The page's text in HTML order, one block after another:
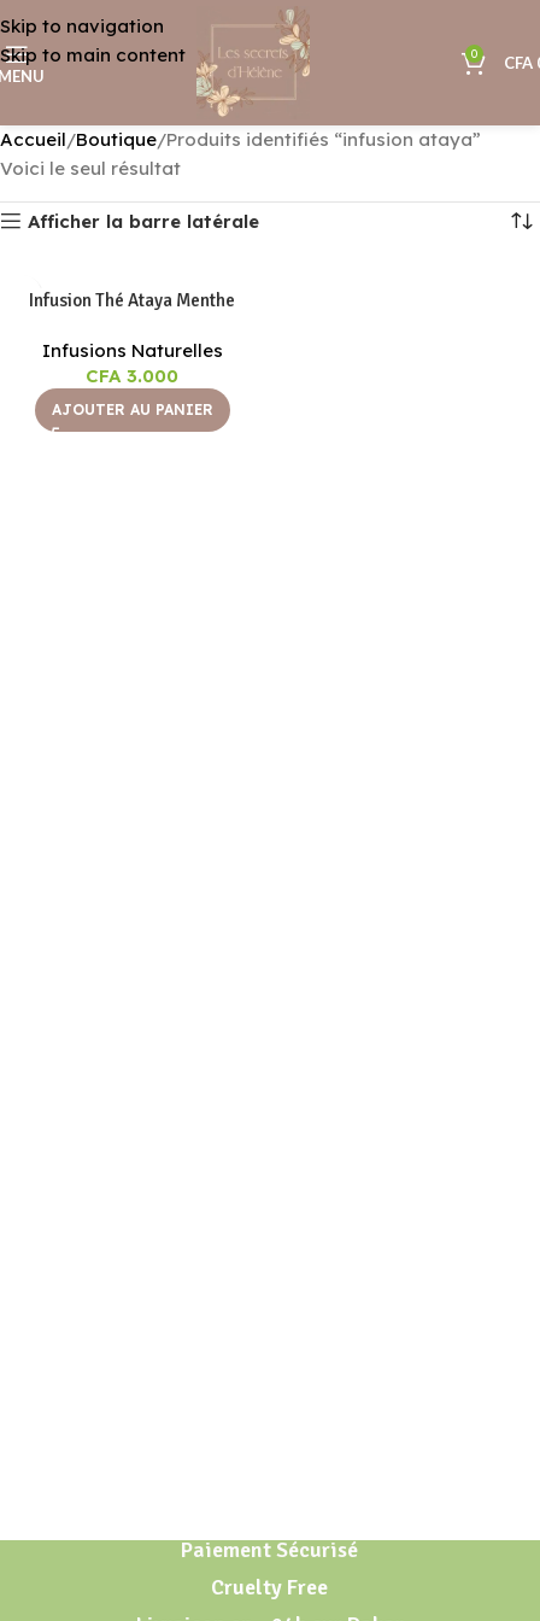
Skip to navigation
Skip to main content
0 CFA
Accueil Boutique Produits identifiés “infusion ataya”
Voici le seul résultat
Afficher la barre latérale
Infusion Thé Ataya Menthe
Infusions Naturelles
CFA3.000
AJOUTER AU PANIER
Paiement Sécurisé
Cruelty Free